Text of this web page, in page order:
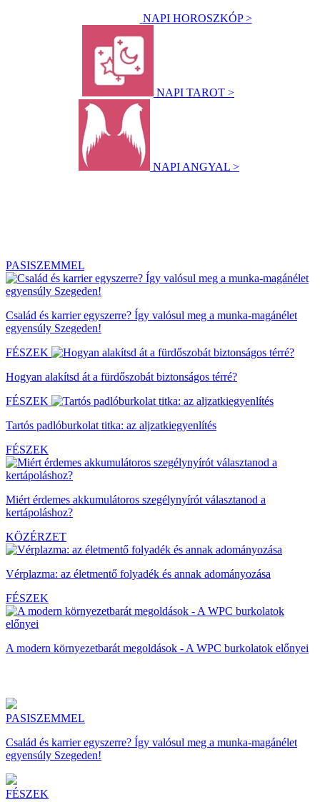
NAPI HOROSZKÓP >
NAPI TAROT >
NAPI ANGYAL >
PASISZEMMEL
Család és karrier egyszerre? Így valósul meg a munka-magánélet
egyensúly Szegeden!
FÉSZEK
Hogyan alakítsd át a fürdőszobát biztonságos térré?
FÉSZEK
Tartós padlóburkolat titka: az aljzatkiegyenlítés
FÉSZEK
Miért érdemes akkumulátoros szegélynyírót választanod a
kertápoláshoz?
KÖZÉRZET
Vérplazma: az életmentő folyadék és annak adományozása
FÉSZEK
A modern környezetbarát megoldások - A WPC burkolatok előnyei
PASISZEMMEL
Család és karrier egyszerre? Így valósul meg a munka-magánélet
egyensúly Szegeden!
FÉSZEK